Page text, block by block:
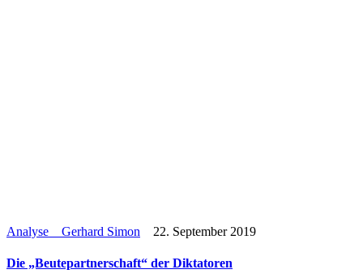
Analyse Gerhard Simon 22. September 2019
Die „Beu­te­part­ner­schaft“ der Diktatoren